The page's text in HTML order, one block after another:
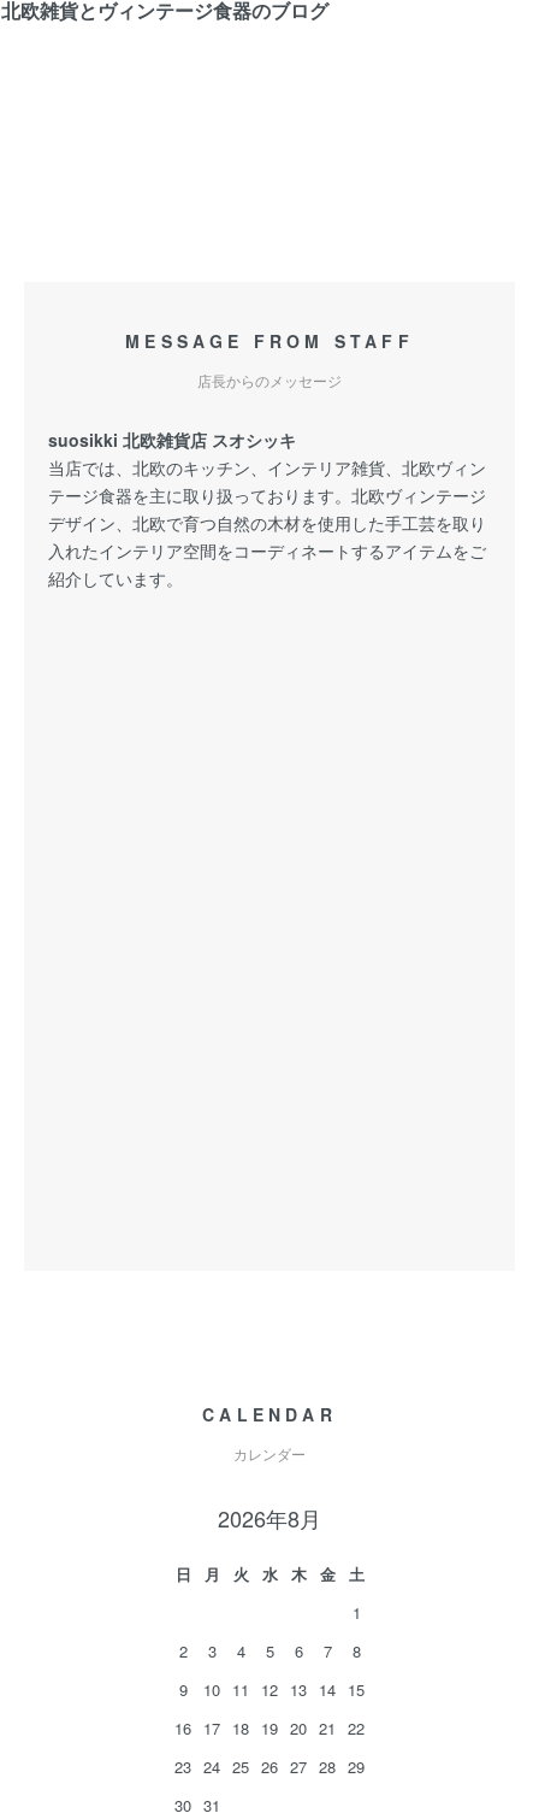
北欧雑貨とヴィンテージ食器のブログ
MESSAGE FROM STAFF
店長からのメッセージ
suosikki 北欧雑貨店 スオシッキ
当店では、北欧のキッチン、インテリア雑貨、北欧ヴィン
テージ食器を主に取り扱っております。北欧ヴィンテージ
デザイン、北欧で育つ自然の木材を使用した手工芸を取り
入れたインテリア空間をコーディネートするアイテムをご
紹介しています。
CALENDAR
カレンダー
2026年8月
日 月 火 水 木 金
土
1
2
3 4 5 6 7
8
9
10 11 12 13 14 15
16 17 18 19 20 21
22
23 24 25 26 27 28 29
30 31